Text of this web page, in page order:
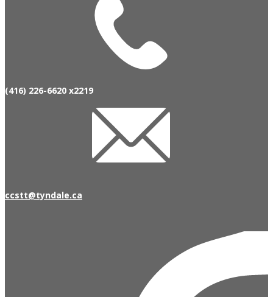
(416) 226-6620 x2219
ccstt@tyndale.ca